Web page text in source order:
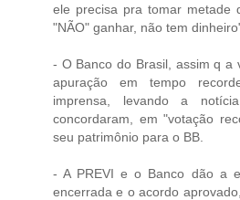
ele precisa pra tomar metade
"NÃO" ganhar, não tem
- O Banco do Brasil, assim q a
apuração em tempo
imprensa, levando a
concordaram, em "votação
seu patrimônio para o BB.
- A PREVI e o Banco dão a
encerrada e o acordo